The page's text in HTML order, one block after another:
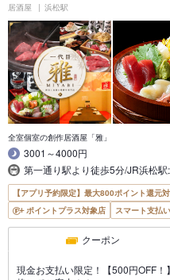
居酒屋 浜松駅
全室個室の創作居酒屋「雅」
3001～4000円
第一通り駅より徒歩5分/JR浜松
【アプリ予約限定】最大800ポイント還元
ポイントプラス対象店
スマート支払
クーポン
現金お支払い限定！【500円OFF